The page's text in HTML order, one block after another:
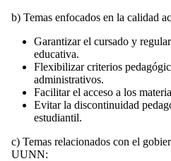
b) Temas enfocados en la calidad
Garantizar el cursado y
educativa.
Flexibilizar criterios
administrativos.
Facilitar el acceso a los
Evitar la discontinuidad
estudiantil.
c) Temas relacionados con el
UUNN: